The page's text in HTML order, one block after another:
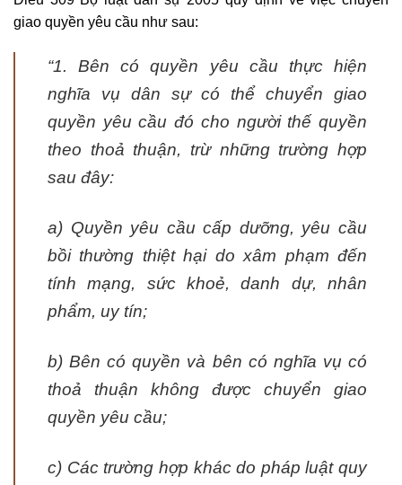
giao quyền yêu cầu như sau:
“1. Bên có quyền yêu cầu thực hiện
nghĩa vụ dân sự có thể chuyển giao
quyền yêu cầu đó cho người thế quyền
theo thoả thuận, trừ những trường hợp
sau đây:
a) Quyền yêu cầu cấp dưỡng, yêu cầu
bồi thường thiệt hại do xâm phạm đến
tính mạng, sức khoẻ, danh dự, nhân
phẩm, uy tín;
b) Bên có quyền và bên có nghĩa vụ có
thoả thuận không được chuyển giao
quyền yêu cầu;
c) Các trường hợp khác do pháp luật quy